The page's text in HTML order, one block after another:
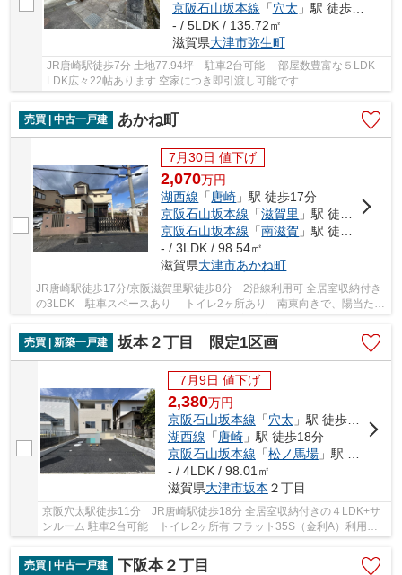
京阪石山坂本線 「穴太 」駅 徒歩14分
- / 5LDK / 135.72㎡
滋賀県大津市弥生町
JR唐崎駅徒歩7分 土地77.94坪 駐車2台可能 部屋数豊富な５LDK
LDK広々22帖あります 空家につき即引渡し可能です
売買 | 中古一戸建 あかね町
7月30日 値下げ
2,070万円
湖西線 「 唐崎 」駅 徒歩17分
京阪石山坂本線 「滋賀里 」駅 徒歩8分
京阪石山坂本線 「南滋賀 」駅 徒歩11分
- / 3LDK / 98.54㎡
滋賀県大津市あかね町
JR唐崎駅徒歩17分/京阪滋賀里駅徒歩8分 2沿線利用可 全居室収納付き
の3LDK 駐車スペースあり トイレ2ヶ所あり 南東向きで、陽当た
り・通風良好です 2025年12月リフォーム完成済み
売買 | 新築一戸建
坂本２丁目 限定1区画
7月9日 値下げ
2,380万円
京阪石山坂本線 「穴太 」駅 徒歩11分
湖西線 「 唐崎」駅 徒歩18分
京阪石山坂本線 「松ノ馬場」駅 徒歩13分
- / 4LDK / 98.01㎡
滋賀県大津市坂本 ２丁目
京阪穴太駅徒歩11分 JR唐崎駅徒歩18分 全居室収納付きの４LDK+サ
ンルーム 駐車2台可能 トイレ2ヶ所有 フラット35S（金利A）利用可
能
売買 | 中古一戸建
下阪本２丁目